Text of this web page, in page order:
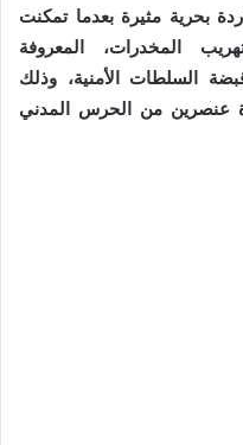
بحرية مثيرة بعدما تمكنت
المخدرات، المعروفة
السلطات الأمنية، وذلك
عنصرين من الحرس المدني